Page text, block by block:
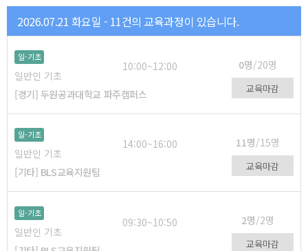
2026.07.21 화요일 - 11건의 교육과정이 있습니다.
일-기초
일반인 기초
10:00~12:00 0명/20명
[경기] 두원공과대학교 파주캠퍼스 교육마감
일-기초
일반인 기초
14:00~16:00 11명/15명
[기타] BLS교육지원팀 교육마감
일-기초
일반인 기초
09:30~10:50 2명/2명
교육마감